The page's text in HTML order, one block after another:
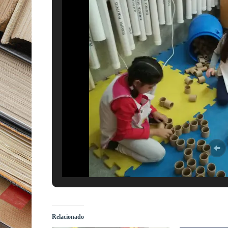
Relacionado